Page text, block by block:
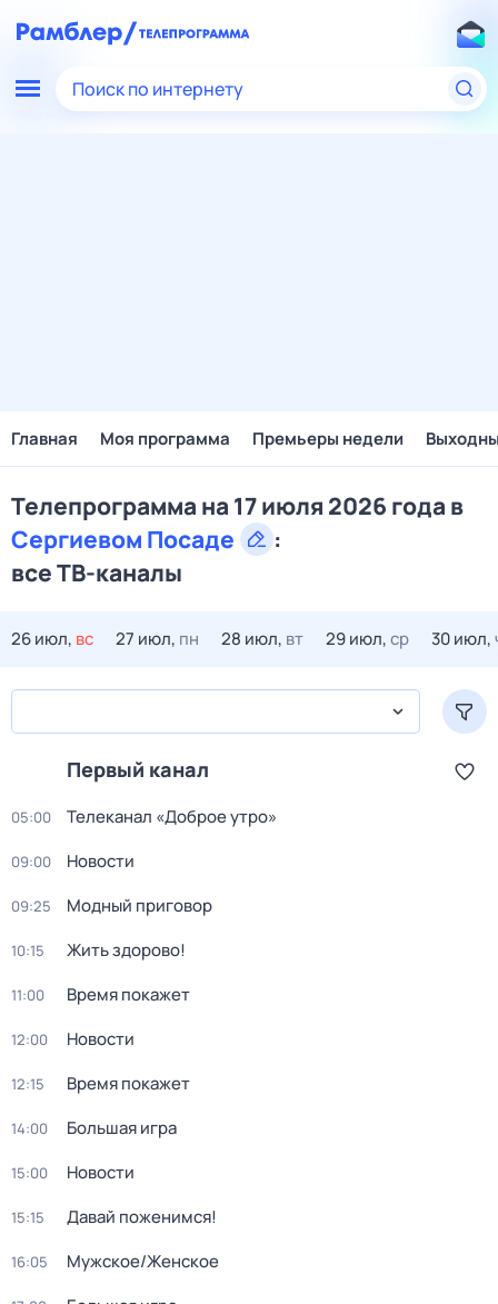
Поиск по интернету
Главная Моя программа Премьеры недели
Телепрограмма на 17 июля 2026 года в
Сергиевом Посаде
:
все ТВ-каналы
26 июл, вс 27 июл, пн 28 июл, вт 29 июл,ср 30 июл,
Первый канал
05:00 Телеканал «Доброе утро»
09:00 Новости
09:25 Модный приговор
10:15 Жить здорово!
11:00 Время покажет
12:00 Новости
12:15 Время покажет
14:00 Большая игра
15:00 Новости
15:15 Давай поженимся!
16:05 Мужское/Женское